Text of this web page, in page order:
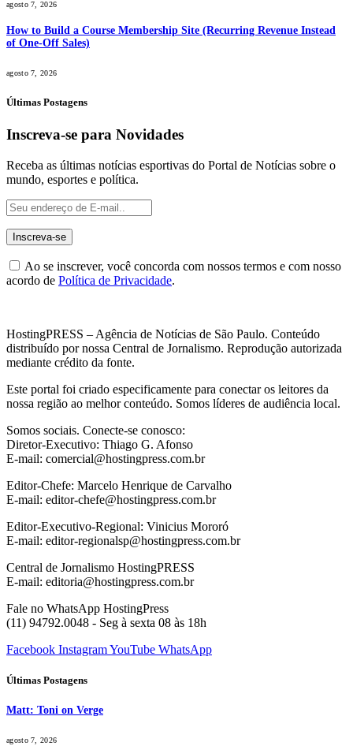
agosto 7, 2026
How to Build a Course Membership Site (Recurring Revenue Instead
of One-Off Sales)
agosto 7, 2026
Últimas Postagens
Inscreva-se para Novidades
Receba as últimas notícias esportivas do Portal de Notícias sobre o
mundo, esportes e política.
Ao se inscrever, você concorda com nossos termos e com nosso
acordo de Política de Privacidade.
HostingPRESS – Agência de Notícias de São Paulo. Conteúdo
distribuído por nossa Central de Jornalismo. Reprodução autorizada
mediante crédito da fonte.
Este portal foi criado especificamente para conectar os leitores da
nossa região ao melhor conteúdo. Somos líderes de audiência local.
Somos sociais. Conecte-se conosco:
Diretor-Executivo: Thiago G. Afonso
E-mail: comercial@hostingpress.com.br
Editor-Chefe: Marcelo Henrique de Carvalho
E-mail: editor-chefe@hostingpress.com.br
Editor-Executivo-Regional: Vinicius Mororó
E-mail: editor-regionalsp@hostingpress.com.br
Central de Jornalismo HostingPRESS
E-mail: editoria@hostingpress.com.br
Fale no WhatsApp HostingPress
(11) 94792.0048 - Seg à sexta 08 às 18h
Facebook InstagramYouTube WhatsApp
Últimas Postagens
Matt: Toni on Verge
agosto 7, 2026